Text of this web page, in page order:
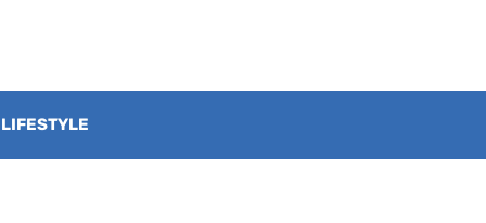
LIFESTYLE